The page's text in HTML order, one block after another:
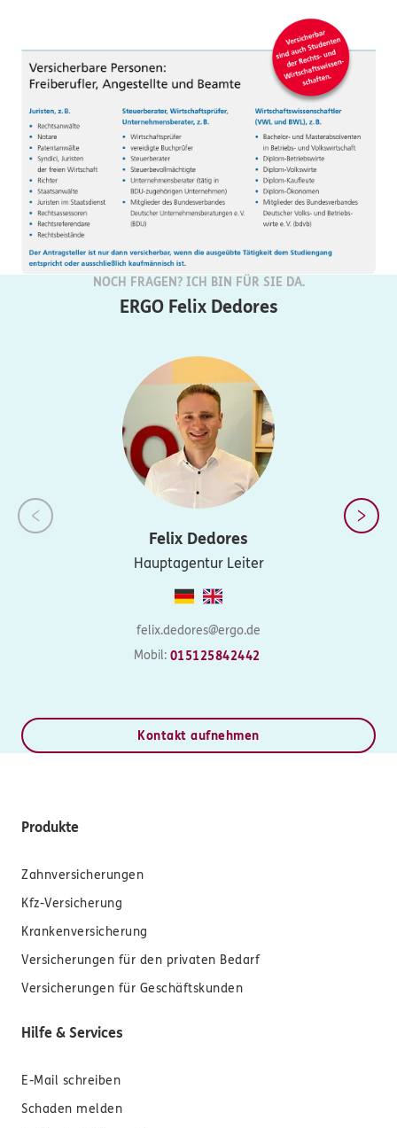
NOCH FRAGEN? ICH BIN FÜR SIE DA.
ERGO Felix Dedores
Felix Dedores
Hauptagentur Leiter
felix.dedores@ergo.de
Mobil: 015125842442
Kontakt aufnehmen
Produkte
Zahnversicherungen
Kfz-Versicherung
Krankenversicherung
Versicherungen für den privaten Bedarf
Versicherungen für Geschäftskunden
Hilfe & Services
E-Mail schreiben
Schaden melden